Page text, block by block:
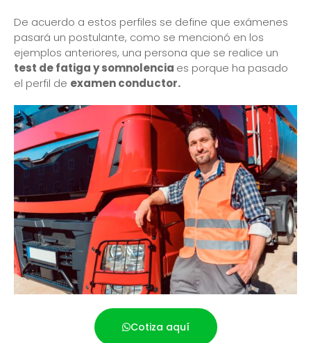
De acuerdo a estos perfiles se define que exámenes
pasará un postulante, como se mencionó en los
ejemplos anteriores, una persona que se realice un
test de fatiga y somnolencia es porque ha pasado
el perfil de examen conductor.
Cotiza aquí